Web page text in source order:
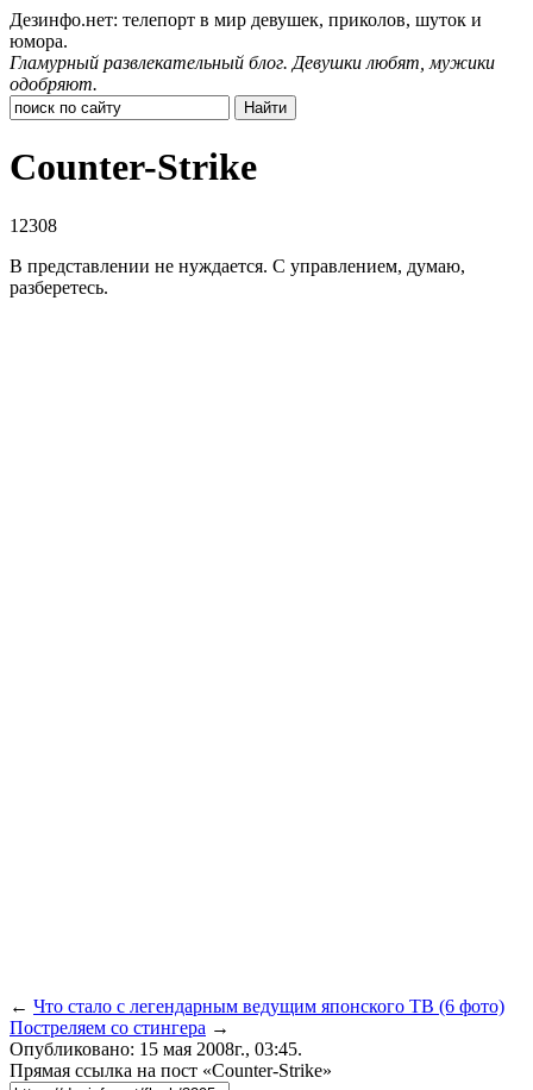
Дезинфо.нет: телепорт в мир девушек, приколов, шуток и
юмора.
Гламурный развлекательный блог. Девушки любят, мужики
одобряют.
Counter-Strike
12308
В представлении не нуждается. С управлением, думаю,
разберетесь.
← Что стало с легендарным ведущим японского ТВ (6 фото)
Постреляем со стингера →
Опубликовано: 15 мая 2008г., 03:45.
Прямая ссылка на пост «Counter-Strike»